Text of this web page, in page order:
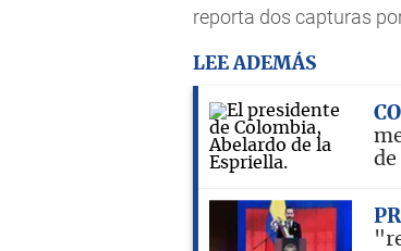
reporta dos capturas
LEE ADEMÁS
de